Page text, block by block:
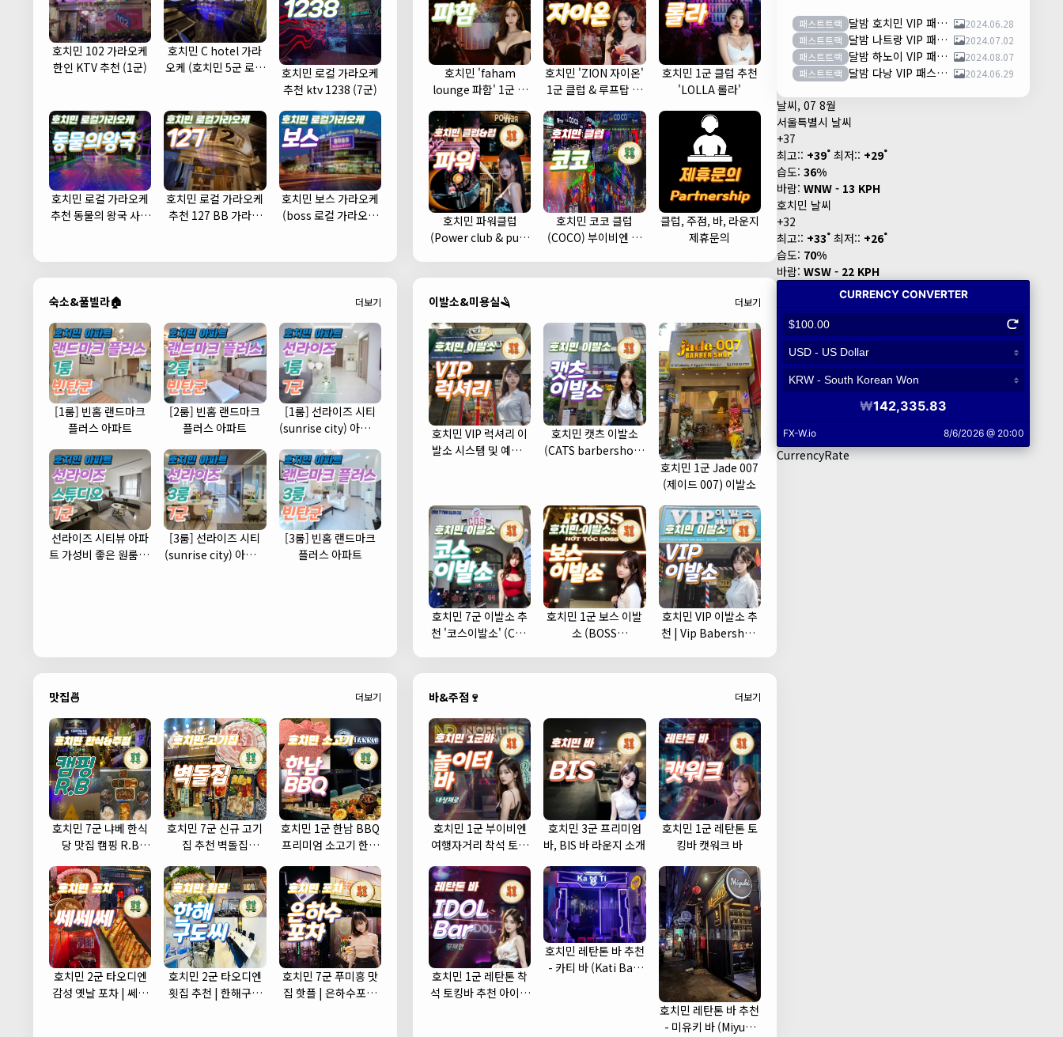
호치민 102 가라오케
한인 KTV 추천 (1군)
호치민 C hotel 가라
오케 (호치민 5군 로컬
호치민 로컬 가라오케
추천 ktv 1238 (7군)
호치민 로컬 가라오케
추천 동물의 왕국 사우
호치민 로컬 가라오케
추천 127 BB 가라오
호치민 보스 가라오케
(boss 로컬 가라오케
호치민 'faham
lounge 파함' 1군 클
호치민 'ZION 자이온'
1군 클럽 & 루프탑 스
호치민 1군 클럽 추천
'LOLLA 롤라'
호치민 파워클럽
(Power club & pub)
호치민 코코 클럽
(COCO) 부이비엔 여
클럽, 주점, 바, 라운지
제휴문의
숙소&풀빌라🏠 더보기
[1룸] 빈홈 랜드마크
플러스 아파트
[2룸] 빈홈 랜드마크
플러스 아파트
[1룸] 선라이즈 시티
(sunrise city) 아파트
선라이즈 시티뷰 아파
트 가성비 좋은 원룸 스
[3룸] 선라이즈 시티
(sunrise city) 아파트
[3룸] 빈홈 랜드마크
플러스 아파트
이발소&미용실🪒 더보기
호치민 VIP 럭셔리 이
발소 시스템 및 예약 |
호치민 캣츠 이발소
(CATS barbershop)
호치민 1군 Jade 007
(제이드 007) 이발소
호치민 7군 이발소 추
천 '코스이발소' (COS
호치민 1군 보스 이발
소 (BOSS
호치민 VIP 이발소 추
천 | Vip Babershop
맛집🍜 더보기
호치민 7군 냐베 한식
당 맛집 캠핑 R.B
호치민 7군 신규 고기
집 추천 벽돌집
호치민 1군 한남 BBQ
프리미엄 소고기 한우
호치민 2군 타오디엔
감성 옛날 포차 | 쎄쎄
호치민 2군 타오디엔
횟집 추천 | 한해구도
호치민 7군 푸미흥 맛
집 핫플 | 은하수포차
바&주점🍷 더보기
호치민 1군 부이비엔
여행자거리 착석 토킹
LOUNGE)
호치민 3군 프리미엄
바, BIS 바 라운지 소개
호치민 1군 레탄톤 토
킹바 캣워크 바
호치민 1군 레탄톤 착
석 토킹바 추천 아이돌
호치민 레탄톤 바 추천
- 카티 바 (Kati Bar)
호치민 레탄톤 바 추천
- 미유키 바 (Miyuki
패스트트랙 달밤 호치민 VIP 패스트트랙 이용안내 (떤션넛공항)
2024.06.28
패스트트랙
달밤 나트랑 VIP 패스트트랙 이용안내 (깜란공항)
2024.07.02
패스트트랙
달밤 하노이 VIP 패스트트랙 이용안내 (노이바이공항)
2024.08.07
패스트트랙
달밤 다낭 VIP 패스트트랙 이용안내 (다낭국제공항) 2024.06.29
날씨, 07 8월
서울특별시 날씨
+37
최고:: +39° 최저:: +29°
습도: 36%
바람: WNW - 13 KPH
호치민 날씨
+32
최고:: +33° 최저:: +26°
습도: 70%
바람: WSW - 22 KPH
CurrencyRate